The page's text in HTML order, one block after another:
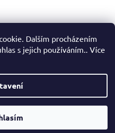
Dalším procházením
s jejich používáním.. Více
spol. s r.o.. Všechna práva